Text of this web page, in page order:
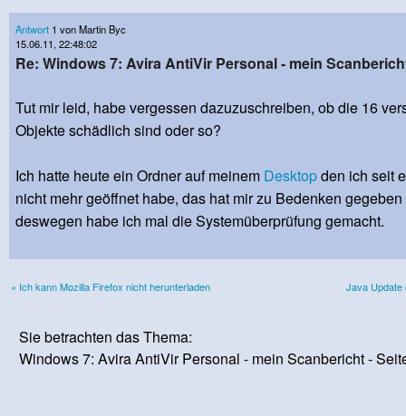
Antwort 1 von Martin Byc
15.06.11, 22:48:02
Re: Windows 7: Avira AntiVir Personal - mein
Tut mir leid, habe vergessen dazuzuschreiben, ob die 16
Objekte schädlich sind oder so?
Ich hatte heute ein Ordner auf meinem Desktopden ich seit
nicht mehr geöffnet habe, das hat mir zu Bedenken
deswegen habe ich mal die Systemüberprüfung gemacht.
« Ich kann Mozilla Firefox nicht herunterladen Java Update
Sie betrachten das Thema:
Windows 7: Avira AntiVir Personal - mein Scanbericht -